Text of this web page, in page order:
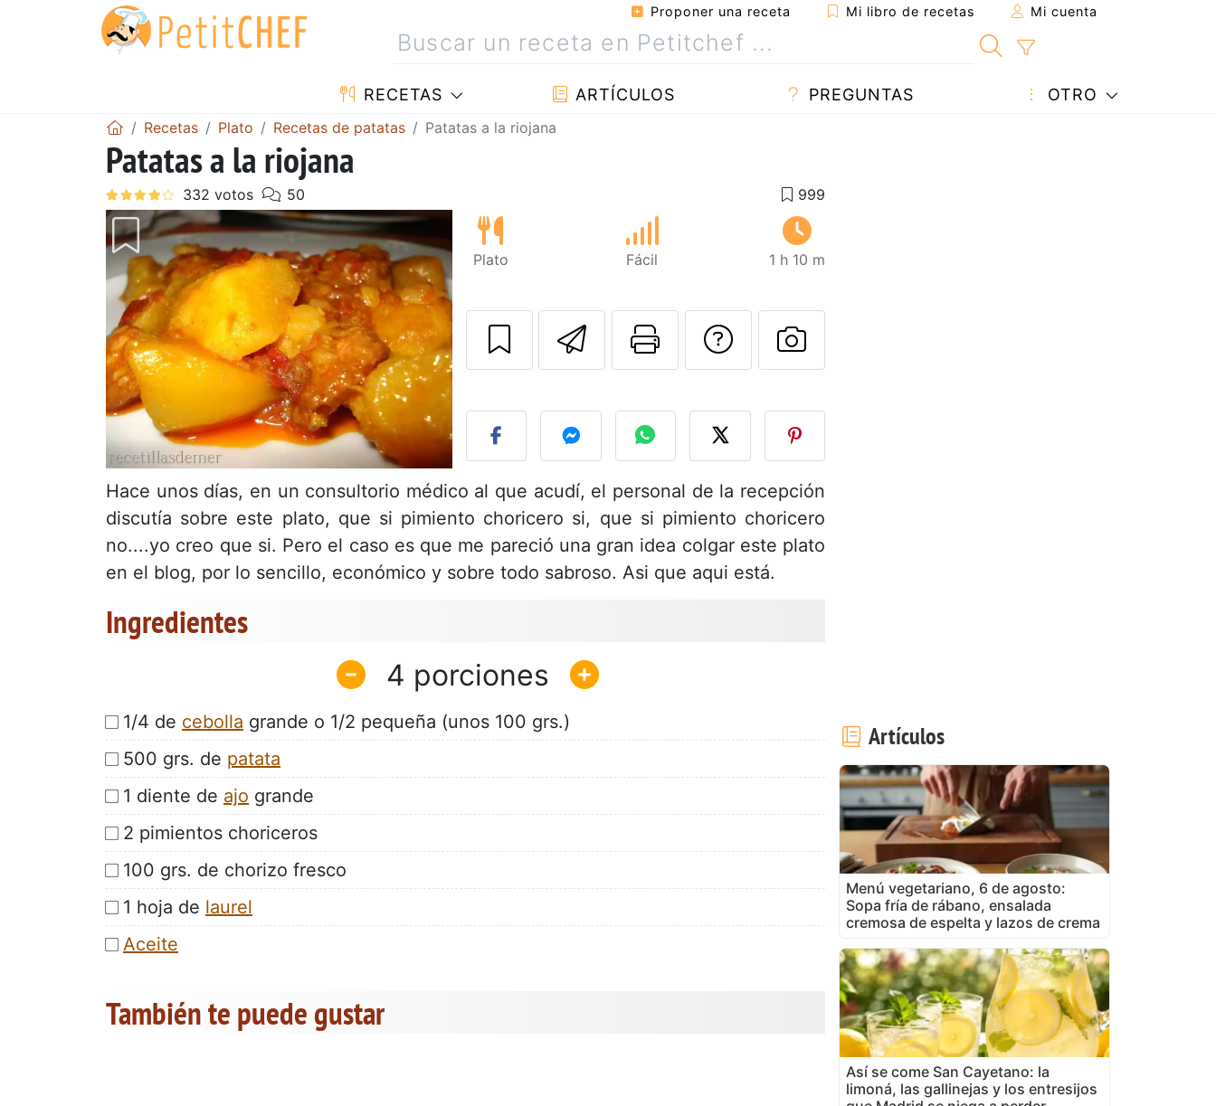
Proponer una receta Mi libro de recetas Mi cuenta
RECETAS ARTÍCULOS PREGUNTAS OTRO
Recetas Plato Recetas de patatas Patatas a la riojana
Patatas a la riojana
Plato Fácil 1 h 10 m
Enviar esta receta a un amigo
Imprimir esta página
Preguntar al autor
Publicar la foto de esta receta
Hace unos días, en un consultorio médico al que acudí, el personal de la recepción
discutía sobre este plato, que si pimiento choricero si, que si pimiento choricero
no....yo creo que si. Pero el caso es que me pareció una gran idea colgar este plato
en el blog, por lo sencillo, económico y sobre todo sabroso. Asi que aqui está.
Ingredientes
4
1/4 de cebolla grande o 1/2 pequeña (unos 100 grs.)
500 grs. de patata
1 diente de ajo grande
2 pimientos choriceros
100 grs. de chorizo fresco
1 hoja de laurel
Aceite
También te puede gustar
Artículos
Menú vegetariano, 6 de agosto:
Sopa fría de rábano, ensalada
cremosa de espelta y lazos de crema
Así se come San Cayetano: la
limoná, las gallinejas y los entresijos